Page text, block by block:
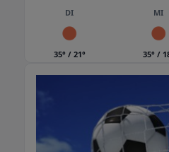
oder auf der Terrasse. Und wenn es
richtige
eine schnelle und
Ihrer Paella. Mit
unserem Shop
Vergnügen und
einer köstlichen Paella
DI
35° / 21°
MI
35° /